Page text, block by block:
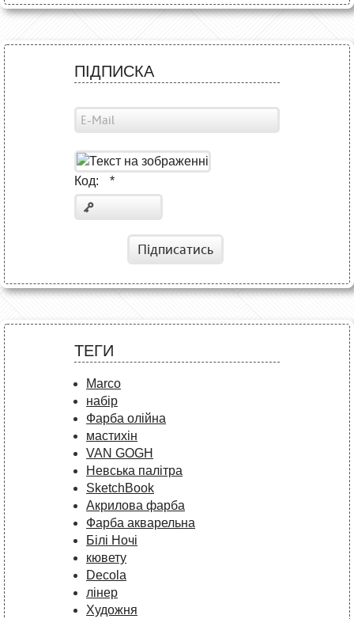
ПІДПИСКА
Код: *
Підписатись
ТЕГИ
Marco
набір
Фарба олійна
мастихін
VAN GOGH
Невська палітра
SketchBook
Акрилова фарба
Фарба акварельна
Білі Ночі
кювету
Decola
лінер
Художня